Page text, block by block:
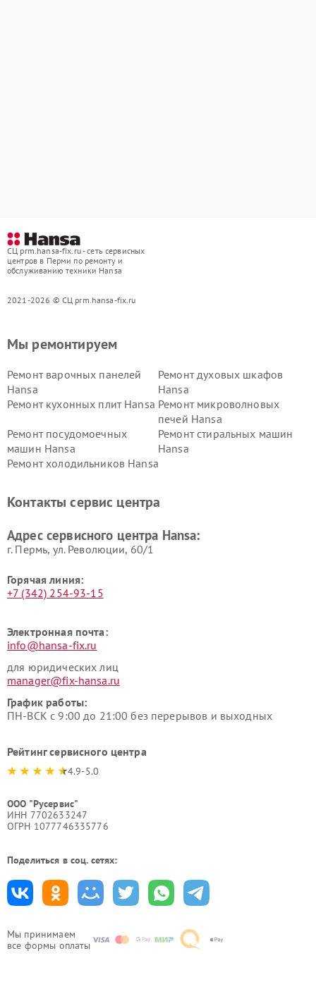
СЦ prm.hansa-fix.ru - сеть сервисных
центров в Перми по ремонту и
обслуживанию техники Hansa
2021-2026 © СЦ prm.hansa-fix.ru
Мы принимаем
все формы оплаты
Мы ремонтируем
Ремонт варочных панелей
Hansa
Ремонт духовых шкафов
Hansa
Ремонт кухонных плит Hansa Ремонт микроволновых
печей Hansa
Ремонт посудомоечных
машин Hansa
Ремонт стиральных машин
Hansa
Ремонт холодильников Hansa
Контакты сервис центра
Адрес сервисного центра Hansa:
г. Пермь, ул. ​Революции, 60/1
Горячая линия:
+7 (342) 254-93-15
Электронная почта:
info@hansa-fix.ru
для юридических лиц
manager@fix-hansa.ru
График работы:
ПН-ВСК с 9:00 до 21:00 без перерывов и выходных
Рейтинг сервисного центра
4.9-5.0
ООО "Русервис"
ИНН 7702633247
ОГРН 1077746335776
Поделиться в соц. сетях: